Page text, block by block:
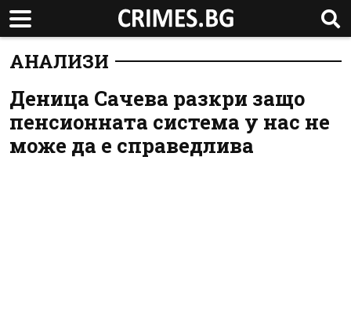
АНАЛИЗИ
Деница Сачева разкри защо
пенсионната система у нас не
може да е справедлива